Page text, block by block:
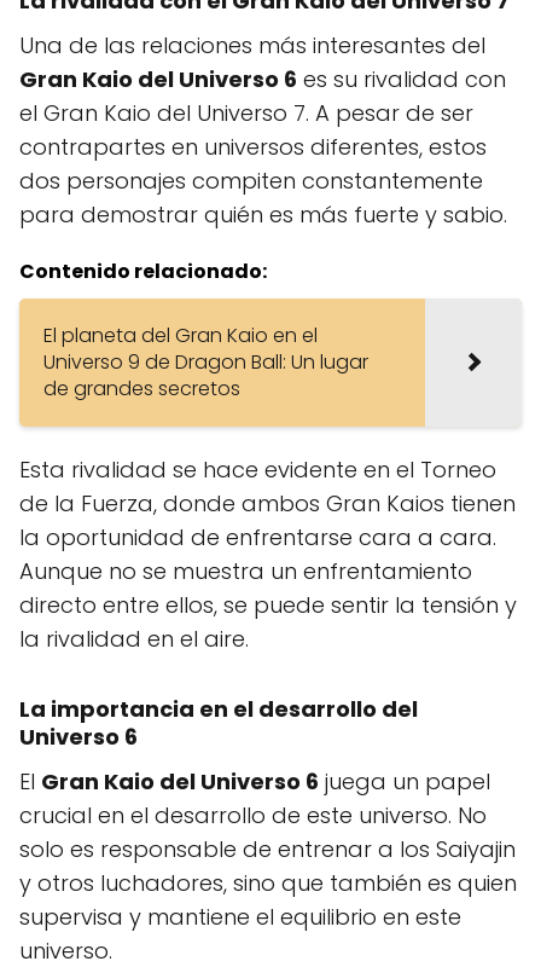
Una de las relaciones más interesantes del
Gran Kaio del Universo 6 es su rivalidad con
el Gran Kaio del Universo 7. A pesar de ser
contrapartes en universos diferentes, estos
dos personajes compiten constantemente
para demostrar quién es más fuerte y sabio.
Contenido relacionado:
El planeta del Gran Kaio en el
Universo 9 de Dragon Ball: Un lugar
de grandes secretos
Esta rivalidad se hace evidente en el Torneo
de la Fuerza, donde ambos Gran Kaios tienen
la oportunidad de enfrentarse cara a cara.
Aunque no se muestra un enfrentamiento
directo entre ellos, se puede sentir la tensión y
la rivalidad en el aire.
La importancia en el desarrollo del
Universo 6
El Gran Kaio del Universo 6 juega un papel
crucial en el desarrollo de este universo. No
solo es responsable de entrenar a los Saiyajin
y otros luchadores, sino que también es quien
supervisa y mantiene el equilibrio en este
universo.